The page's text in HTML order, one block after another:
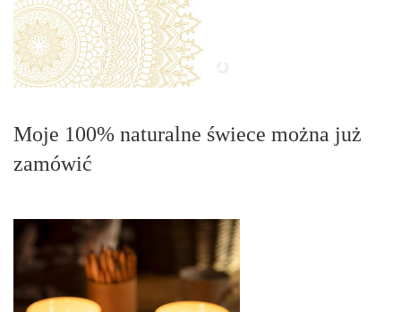
Moje 100% naturalne świece można już
zamówić